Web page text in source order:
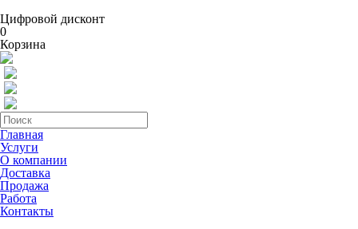
Цифровой дисконт
0
Корзина
Главная
Услуги
О компании
Доставка
Продажа
Работа
Контакты